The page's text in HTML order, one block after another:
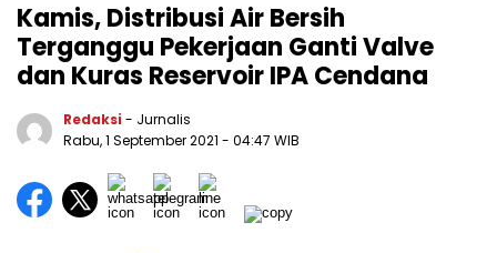
Kamis, Distribusi Air Bersih
Terganggu Pekerjaan Ganti Valve
dan Kuras Reservoir IPA Cendana
Redaksi - Jurnalis
Rabu, 1 September 2021 - 04:47 WIB